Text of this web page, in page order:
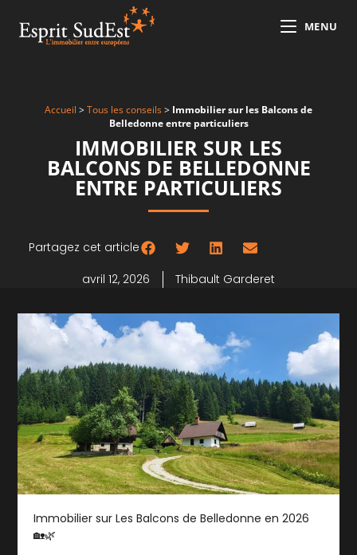
MENU
Accueil >Tous les conseils> Immobilier sur les Balcons de
Belledonne entre particuliers
IMMOBILIER SUR LES
BALCONS DE BELLEDONNE
ENTRE PARTICULIERS
Partagez cet article
avril 12, 2026
Thibault Garderet
Immobilier sur Les Balcons de Belledonne en 2026
🏡🌿